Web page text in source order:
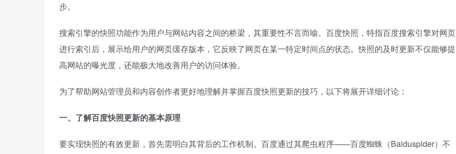
步。
搜索引擎的快照功能作为用户与网站内容之间的桥梁，其重要性不言而喻。百度快照，特指百度搜索引擎对网页
进行索引后，展示给用户的网页缓存版本，它反映了网页在某一特定时间点的状态。快照的及时更新不仅能够提
高网站的曝光度，还能极大地改善用户的访问体验。
为了帮助网站管理员和内容创作者更好地理解并掌握百度快照更新的技巧，以下将展开详细讨论：
一、了解百度快照更新的基本原理
要实现快照的有效更新，首先需明白其背后的工作机制。百度通过其爬虫程序——百度蜘蛛（Baiduspider）不